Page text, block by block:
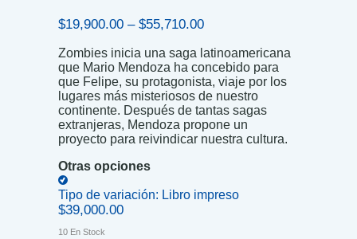
$19,900.00 – $55,710.00Price
$19,900.00
through
$55,710.00
Zombies inicia una saga latinoamericana
que Mario Mendoza ha concebido para
que Felipe, su protagonista, viaje por los
lugares más misteriosos de nuestro
continente. Después de tantas sagas
extranjeras, Mendoza propone un
proyecto para reivindicar nuestra cultura.
Otras opciones
Tipo de variación: Libro impreso
$39,000.00
10 En Stock